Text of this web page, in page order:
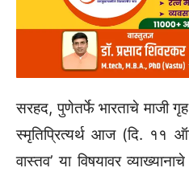
सरहद, पुणेतर्फे भारताचे माजी
स्मृतिप्रित्यर्थ आज (दि. ११
वास्तव‌’ या विषयावर